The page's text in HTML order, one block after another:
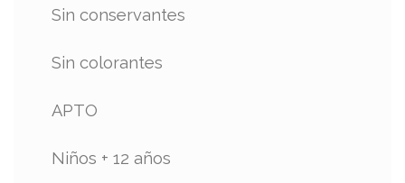
Sin conservantes
Sin colorantes
APTO
Niños + 12 años